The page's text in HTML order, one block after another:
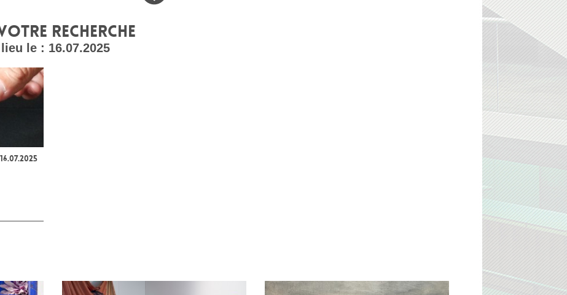
RECHERCHE
le : 16.07.2025
16.07.2025